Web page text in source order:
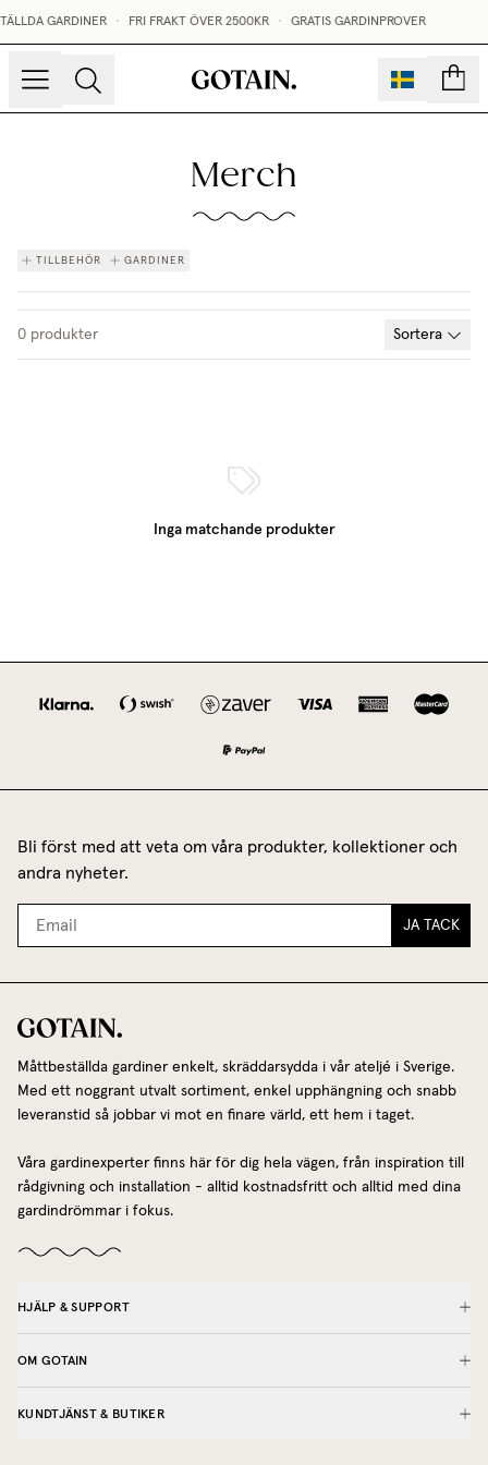
GARDINER • FRI FRAKT ÖVER 2500KR • GRATIS GARDINPROVER
Merch
TILLBEHÖR GARDINER
0 produkter Sortera
Inga matchande produkter
Bli först med att veta om våra produkter, kollektioner och
andra nyheter.
JA TACK
Måttbeställda gardiner enkelt, skräddarsydda i vår ateljé i Sverige.
Med ett noggrant utvalt sortiment, enkel upphängning och snabb
leveranstid så jobbar vi mot en finare värld, ett hem i taget.
Våra gardinexperter finns här för dig hela vägen, från inspiration till
rådgivning och installation - alltid kostnadsfritt och alltid med dina
gardindrömmar i fokus.
HJÄLP & SUPPORT
OM GOTAIN
KUNDTJÄNST & BUTIKER